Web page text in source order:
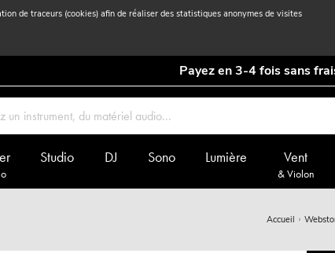
de traceurs (cookies) afin de réaliser des statistiques anonymes de visites
Payez en 3-4 fois sans
Studio DJ Sono Lumière Vent
& Violon
Accueil